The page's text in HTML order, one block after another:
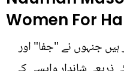
Women For
ہیں جنہوں نے "جفا" اور